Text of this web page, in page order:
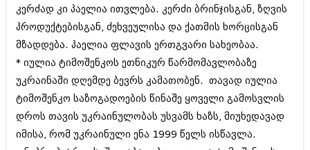
მაისი 2016 (261)
აპრილი 2016 (215)
თებერვალი 2016 (250)
იანვარი 2016 (206)
დეკემბერი 2015 (207)
ოქტომბერი 2015 (204)
სექტემბერი 2015 (215)
აგვისტო 2015 (286)
ივლისი 2015 (173)
კერძად კი პაელია ითვლება. კერძი ბრინჯისგან, ზღვის
პროდუქტებისგან, ძეხვეულისა და ქათმის ხორცისგან
მზადდება. პაელია ფლავის ერთგვარი სახეობაა.
* იულია ტიმოშენკოს ეთნიკურ წარმომავლობაზე
უკრაინაში დღემდე ბევრს კამათობენ. თავად იულია
ტიმოშენკო საზოგადოების წინაშე ყოველი გამოსვლის
დროს თავის უკრაინულობას უსვამს ხაზს, მიუხედავად
იმისა, რომ უკრაინული ენა 1999 წელს ისწავლა.